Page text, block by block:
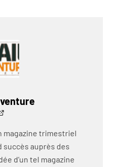
magazine trimestriel
succès auprès des
d’un tel magazine